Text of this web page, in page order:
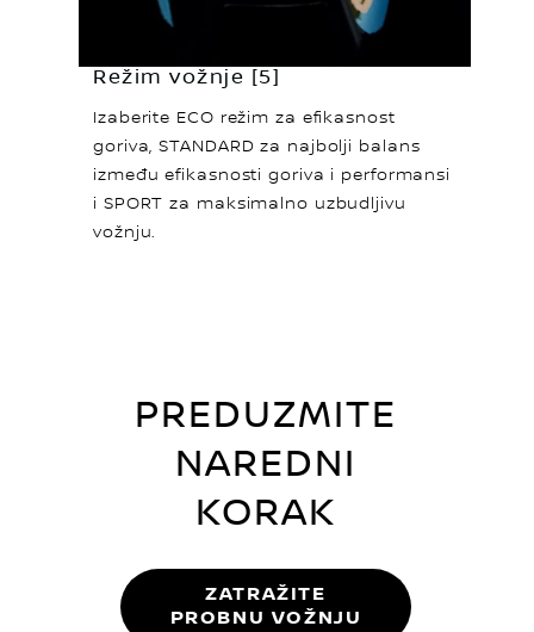
Režim vožnje [5]
Izaberite ECO režim za efikasnost
goriva, STANDARD za najbolji balans
između efikasnosti goriva i performansi
i SPORT za maksimalno uzbudljivu
vožnju.
PREDUZMITE
NAREDNI
KORAK
ZATRAŽITE
PROBNU VOŽNJU